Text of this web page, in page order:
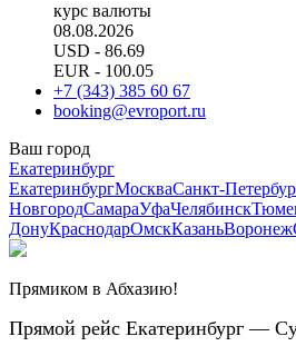
курс валюты
08.08.2026
USD - 86.69
EUR - 100.05
+7 (343) 385 60 67
booking@evroport.ru
Ваш город
Екатеринбург
ЕкатеринбургМоскваСанкт-
НовгородСамараУфаЧелябинск
ДонуКраснодарОмскКазаньВоронеж
Прямиком в Абхазию!
Прямой рейс Екатеринбург —